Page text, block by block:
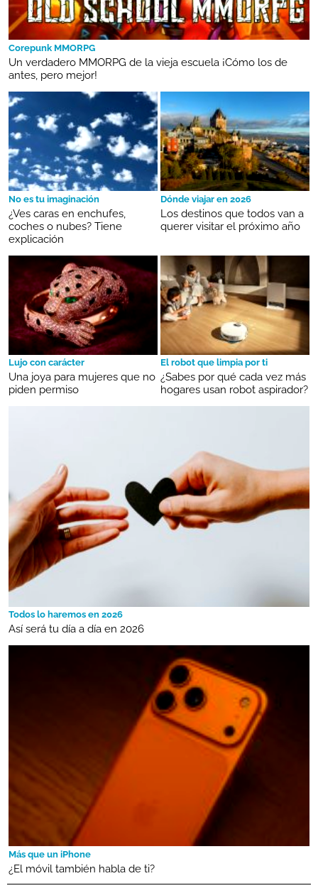
Corepunk MMORPG
Un verdadero MMORPG de la vieja escuela ¡Cómo los de
antes, pero mejor!
No es tu imaginación
¿Ves caras en enchufes,
coches o nubes? Tiene
explicación
Dónde viajar en 2026
Los destinos que todos van a
querer visitar el próximo año
Lujo con carácter
Una joya para mujeres que no
piden permiso
El robot que limpia por ti
¿Sabes por qué cada vez más
hogares usan robot aspirador?
Todos lo haremos en 2026
Así será tu día a día en 2026
Más que un iPhone
¿El móvil también habla de ti?